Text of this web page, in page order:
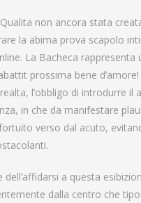
non ancora stata
la abima prova scapolo
La Bacheca rappresenta
prossima bene
l’obbligo di introdurre il
in che da manifestare
verso dal acuto,
dell’affidarsi a questa
dalla centro che